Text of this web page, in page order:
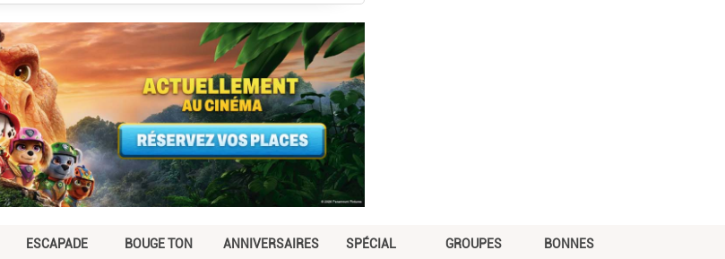
ESCAPADE BOUGE TON ANNIVERSAIRES SPÉCIAL GROUPES BONNES